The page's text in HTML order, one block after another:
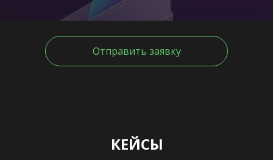
Отправить заявку
КЕЙСЫ